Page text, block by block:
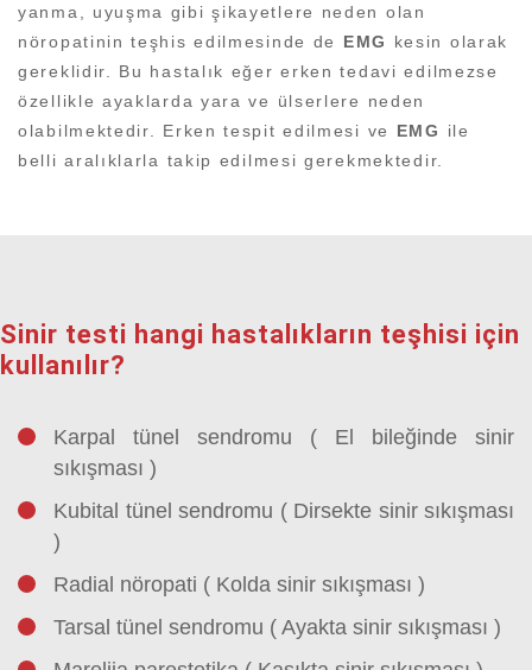
yanma, uyuşma gibi şikayetlere neden olan
nöropatinin teşhis edilmesinde de EMG
kesin olarak
gereklidir. Bu hastalık eğer erken tedavi edilmezse
özellikle ayaklarda yara ve ülserlere neden
olabilmektedir. Erken tespit edilmesi ve EMG
ile
belli aralıklarla takip edilmesi gerekmektedir.
Sinir testi hangi hastalıkların teşhisi için
kullanılır?
Karpal tünel sendromu ( El bileğinde sinir
sıkışması )
Kubital tünel sendromu ( Dirsekte sinir sıkışması
)
Radial nöropati ( Kolda sinir sıkışması )
Tarsal tünel sendromu ( Ayakta sinir sıkışması )